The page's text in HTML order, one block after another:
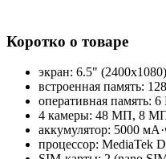
Коротко о товаре
экран: 6.5"
встроенная память:
оперативная память: 6
4 камеры: 48 МП, 8
аккумулятор: 5000
процессор: MediaTek